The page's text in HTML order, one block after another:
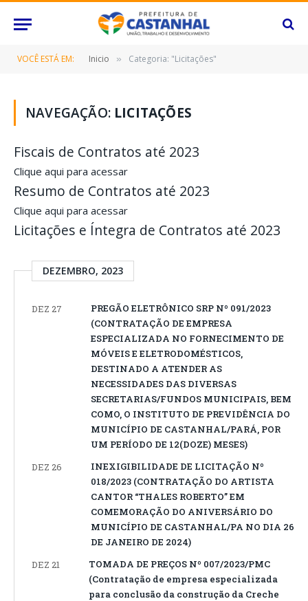
VOCÊ ESTÁ EM: Inicio » Categoria: "Licitações"
NAVEGAÇÃO: LICITAÇÕES
Fiscais de Contratos até 2023
Clique aqui para acessar
Resumo de Contratos até 2023
Clique aqui para acessar
Licitações e Íntegra de Contratos até 2023
DEZEMBRO, 2023
DEZ 27
PREGÃO ELETRÔNICO SRP Nº 091/2023
(CONTRATAÇÃO DE EMPRESA
ESPECIALIZADA NO FORNECIMENTO DE
MÓVEIS E ELETRODOMÉSTICOS,
DESTINADO A ATENDER AS
NECESSIDADES DAS DIVERSAS
SECRETARIAS/FUNDOS MUNICIPAIS, BEM
COMO, O INSTITUTO DE PREVIDÊNCIA DO
MUNICÍPIO DE CASTANHAL/PARÁ, POR
UM PERÍODO DE 12(DOZE) MESES)
DEZ 26
INEXIGIBILIDADE DE LICITAÇÃO Nº
018/2023 (CONTRATAÇÃO DO ARTISTA
CANTOR “THALES ROBERTO” EM
COMEMORAÇÃO DO ANIVERSÁRIO DO
MUNICÍPIO DE CASTANHAL/PA NO DIA 26
DE JANEIRO DE 2024)
DEZ 21
TOMADA DE PREÇOS Nº 007/2023/PMC
(Contratação de empresa especializada
para conclusão da construção da Creche